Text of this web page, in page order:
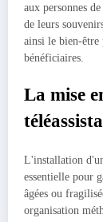
aux personnes
de leurs
ainsi le bien-être
bénéficiaires.
La mise
L'installation d'un
essentielle pour
âgées ou
organisation